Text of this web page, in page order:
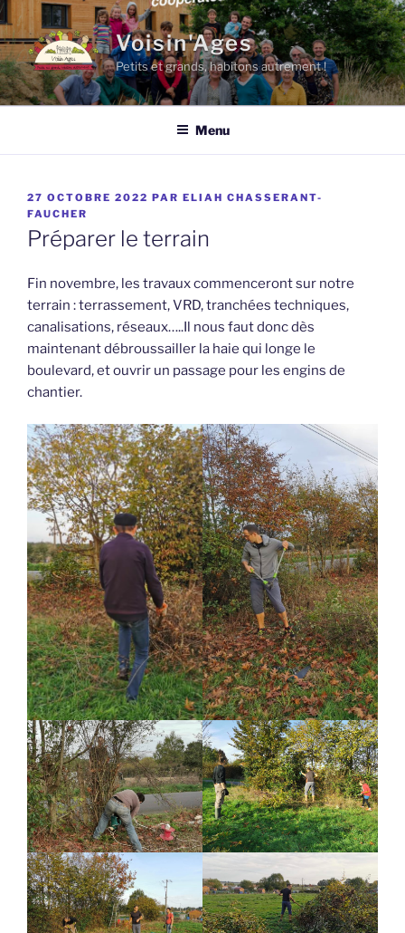
Aller
au
contenu
principal
Voisin'Ages
Petits et grands, habitons autrement !
Menu
PUBLIÉ
LE
27 OCTOBRE 2022 PAR ELIAH CHASSERANT-
FAUCHER
Préparer le terrain
Fin novembre, les travaux commenceront sur notre
terrain : terrassement, VRD, tranchées techniques,
canalisations, réseaux…..Il nous faut donc dès
maintenant débroussailler la haie qui longe le
boulevard, et ouvrir un passage pour les engins de
chantier.